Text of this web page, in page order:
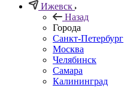
Ижевск
Назад
Города
Санкт-Петербург
Москва
Челябинск
Самара
Калининград